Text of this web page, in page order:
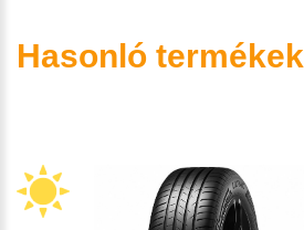
Hasonló termékek